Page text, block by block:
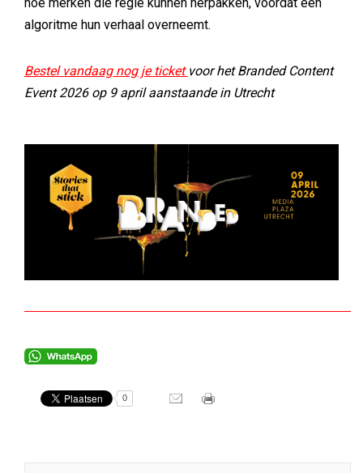
hoe merken die regie kunnen herpakken, voordat een
algoritme hun verhaal overneemt.
Bestel vandaag nog je ticket voor het Branded Content
Event 2026 op 9 april aanstaande in Utrecht
0